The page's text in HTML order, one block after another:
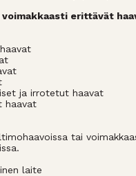
erittävät
ja irrotetut haavat
haavat
tai
laite